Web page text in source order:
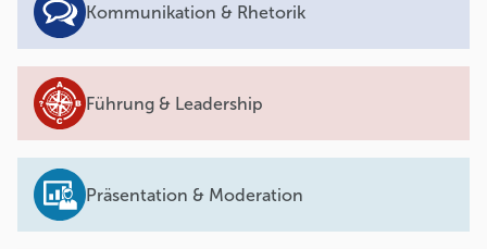
Kommunikation & Rhetorik
Führung & Leadership
Präsentation & Moderation